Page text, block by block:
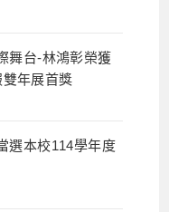
舞台-林鴻彰榮獲
年展首獎
選本校114學年度